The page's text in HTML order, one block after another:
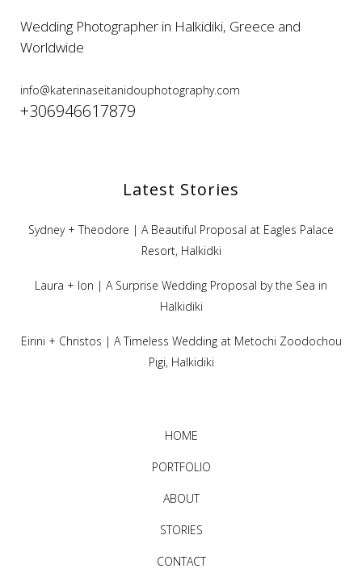
Wedding Photographer in Halkidiki, Greece and
Worldwide
info@katerinaseitanidouphotography.com
+306946617879
Latest Stories
Sydney + Theodore | A Beautiful Proposal at Eagles Palace
Resort, Halkidki
Laura + Ion | A Surprise Wedding Proposal by the Sea in
Halkidiki
Eirini + Christos | A Timeless Wedding at Metochi Zoodochou
Pigi, Halkidiki
HOME
PORTFOLIO
ABOUT
STORIES
CONTACT